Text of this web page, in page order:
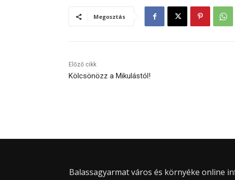
Megosztás
Előző cikk
Kölcsönözz a Mikulástól!
Balassagyarmat város és környéke online